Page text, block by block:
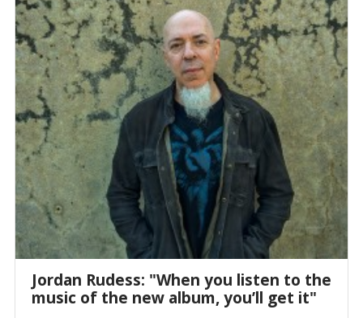
Jordan Rudess: "When you listen to the
music of the new album, you’ll get it"